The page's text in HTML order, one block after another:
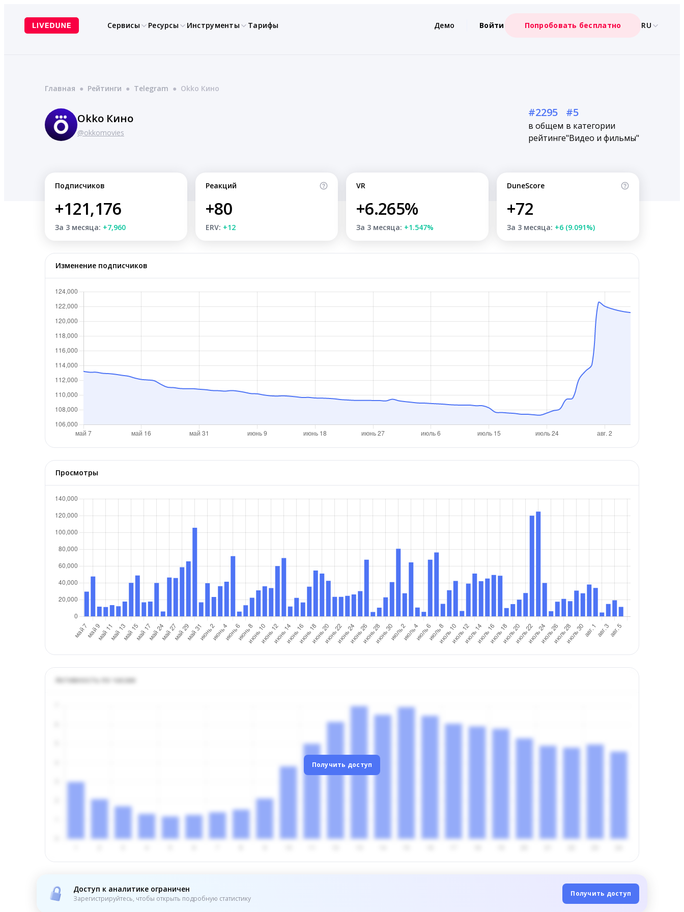
содержимому
Сервисы Ресурсы Инструменты Тарифы Демо Войти Попробовать бесплатно RU
Главная ● Рейтинги ● Telegram ● Okko Кино
Okko Кино
@okkomovies
#2295
в общем
рейтинге
#5
в категории
"Видео и фильмы"
Подписчиков
+121,176
За 3 месяца: +7,960
Реакций
+80
ERV: +12
VR
+6.265%
За 3 месяца: +1.547%
DuneScore
+72
За 3 месяца: +6 (9.091%)
Изменение подписчиков
Просмотры
Активность по часам
Получить доступ
Доступ к аналитике ограничен
Зарегистрируйтесь, чтобы открыть подробную статистику
Получить доступ